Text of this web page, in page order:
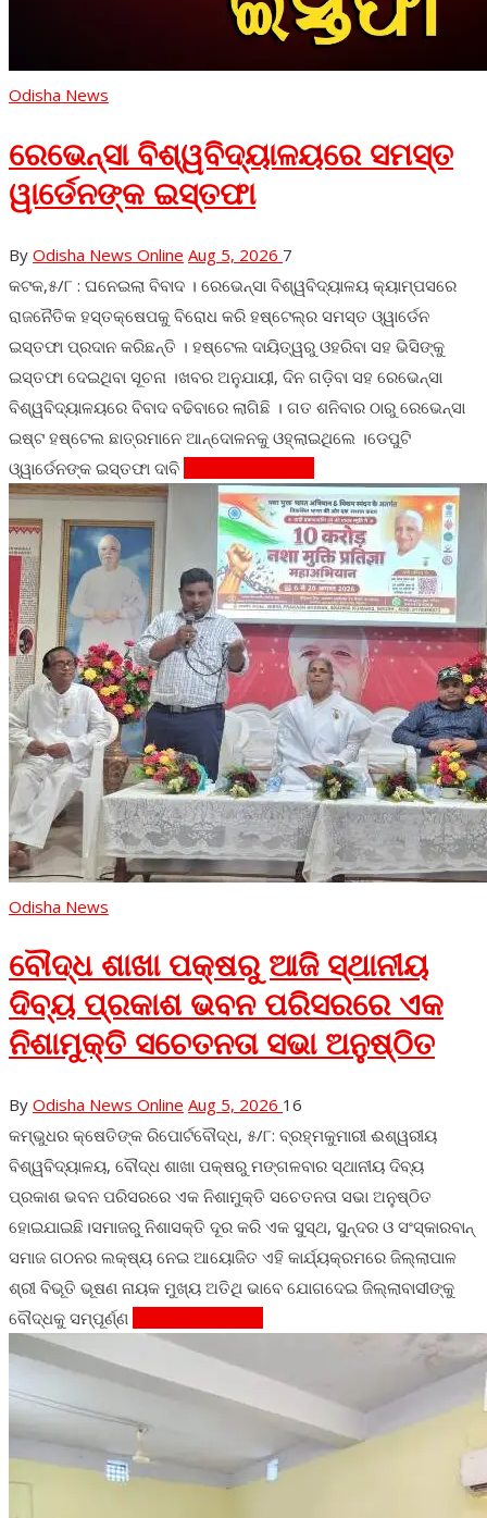
Odisha News
ରେଭେନ୍ସା ବିଶ୍ୱବିଦ୍ୟାଳୟରେ ସମସ୍ତ
ୱାର୍ଡେନଙ୍କ ଇସ୍ତଫା
By Odisha News Online Aug 5, 2026 7
କଟକ,୫/୮ : ଘନେଇଲା ବିବାଦ । ରେଭେନ୍ସା ବିଶ୍ୱବିଦ୍ୟାଳୟ କ୍ୟାମ୍ପସରେ
ରାଜନୈତିକ ହସ୍ତକ୍ଷେପକୁ ବିରୋଧ କରି ହଷ୍ଟେଲ୍ର ସମସ୍ତ ଓ୍ୱାର୍ଡେନ
ଇସ୍ତଫା ପ୍ରଦାନ କରିଛନ୍ତି । ହଷ୍ଟେଲ ଦାୟିତ୍ୱରୁ ଓହରିବା ସହ ଭିସିଙ୍କୁ
ଇସ୍ତଫା ଦେଇଥିବା ସୂଚନା ।ଖବର ଅନୁଯାୟୀ, ଦିନ ଗଡ଼ିବା ସହ ରେଭେନ୍ସା
ବିଶ୍ୱବିଦ୍ୟାଳୟରେ ବିବାଦ ବଢିବାରେ ଲାଗିଛି । ଗତ ଶନିବାର ଠାରୁ ରେଭେନ୍ସା
ଇଷ୍ଟ ହଷ୍ଟେଲ ଛାତ୍ରମାନେ ଆନ୍ଦୋଳନକୁ ଓହ୍ଲାଇଥିଲେ ।ଡେପୁଟି
ଓ୍ୱାର୍ଡେନଙ୍କ ଇସ୍ତଫା ଦାବି
Odisha News
ବୌଦ୍ଧ ଶାଖା ପକ୍ଷରୁ ଆଜି ସ୍ଥାନୀୟ
ଦିବ୍ୟ ପ୍ରକାଶ ଭବନ ପରିସରରେ ଏକ
ନିଶାମୁକ୍ତି ସଚେତନତା ସଭା ଅନୁଷ୍ଠିତ
By Odisha News Online Aug 5, 2026 16
କମ୍ଭୁଧର କ୍ଷେତିଙ୍କ ରିପୋର୍ଟବୌଦ୍ଧ, ୫/୮: ବ୍ରହ୍ମକୁମାରୀ ଈଶ୍ୱରୀୟ
ବିଶ୍ୱବିଦ୍ୟାଳୟ, ବୌଦ୍ଧ ଶାଖା ପକ୍ଷରୁ ମଙ୍ଗଳବାର ସ୍ଥାନୀୟ ଦିବ୍ୟ
ପ୍ରକାଶ ଭବନ ପରିସରରେ ଏକ ନିଶାମୁକ୍ତି ସଚେତନତା ସଭା ଅନୁଷ୍ଠିତ
ହୋଇଯାଇଛି।ସମାଜରୁ ନିଶାସକ୍ତି ଦୂର କରି ଏକ ସୁସ୍ଥ, ସୁନ୍ଦର ଓ ସଂସ୍କାରବାନ୍
ସମାଜ ଗଠନର ଲକ୍ଷ୍ୟ ନେଇ ଆୟୋଜିତ ଏହି କାର୍ଯ୍ୟକ୍ରମରେ ଜିଲ୍ଲାପାଳ
ଶ୍ରୀ ବିଭୂତି ଭୂଷଣ ନାୟକ ମୁଖ୍ୟ ଅତିଥି ଭାବେ ଯୋଗଦେଇ ଜିଲ୍ଲାବାସୀଙ୍କୁ
ବୌଦ୍ଧକୁ ସମ୍ପୂର୍ଣ୍ଣ